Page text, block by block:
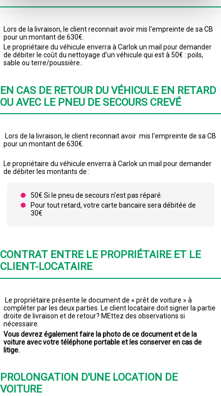
Lors de la livraison, le client reconnait avoir mis l'empreinte de sa CB
pour un montant de 630€.
Le propriétaire du véhicule enverra à Carlok un mail pour demander
de débiter le coût du nettoyage d’un véhicule qui est à 50€ : poils,
sable ou terre/poussière..
EN CAS DE RETOUR DU VÉHICULE EN RETARD
OU AVEC LE PNEU DE SECOURS CREVÉ
Lors de la livraison, le client reconnait avoir mis l'empreinte de sa CB
pour un montant de 630€.
Le propriétaire du véhicule enverra à Carlok un mail pour demander
de débiter les montants de :
50€ Si le pneu de secours n’est pas réparé.
Pour tout retard, votre carte bancaire sera débitée de
30€
CONTRAT ENTRE LE PROPRIÉTAIRE ET LE
CLIENT-LOCATAIRE
Le propriétaire présente le document de « prêt de voiture » à
compléter par les deux parties. Le client locataire doit signer la partie
droite de livraison et de retour? MEttez des observations si
nécessaire.
Vous devrez également faire la photo de ce document et de la
voiture avec votre téléphone portable et les conserver en cas de
litige.
PROLONGATION D'UNE LOCATION DE
VOITURE